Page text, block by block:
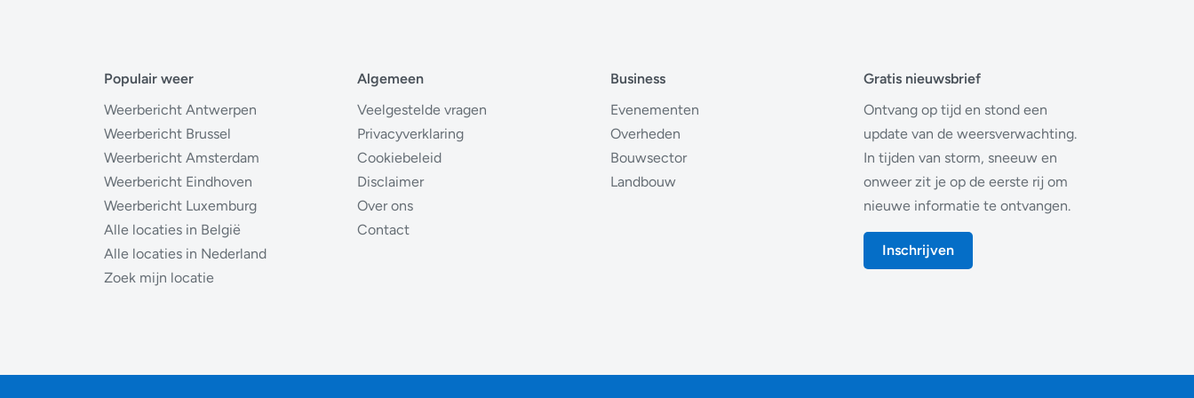
Populair weer
Weerbericht Antwerpen
Weerbericht Brussel
Weerbericht Amsterdam
Weerbericht Eindhoven
Weerbericht Luxemburg
Alle locaties in België
Alle locaties in Nederland
Zoek mijn locatie
Algemeen
Veelgestelde vragen
Privacyverklaring
Cookiebeleid
Disclaimer
Over ons
Contact
Business
Evenementen
Overheden
Bouwsector
Landbouw
Gratis nieuwsbrief
Ontvang op tijd en stond een
update van de weersverwachting.
In tijden van storm, sneeuw en
onweer zit je op de eerste rij om
nieuwe informatie te ontvangen.
Inschrijven